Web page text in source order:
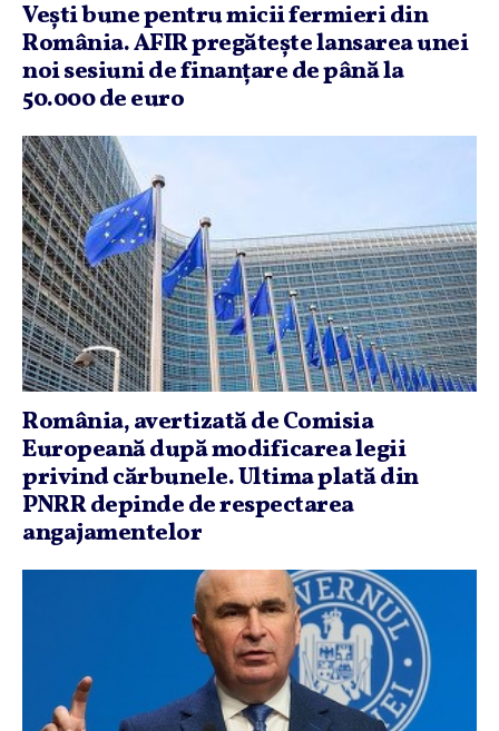
Veşti bune pentru micii fermieri din
România. AFIR pregăteşte lansarea unei
noi sesiuni de finanţare de până la
50.000 de euro
România, avertizată de Comisia
Europeană după modificarea legii
privind cărbunele. Ultima plată din
PNRR depinde de respectarea
angajamentelor